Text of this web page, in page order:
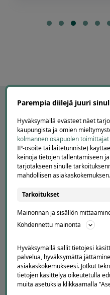
APUA JA
Peruuta tilaus
Asiakaspalvelu
Usein kysytyt
Suosittele Offerillaa
TUTUSTU
Parempia diilejä juuri
Hyväksymällä evästeet näet
kaupungista ja omien
kolmannen osapuolen toimittajat
IP-osoite tai laitetunniste)
keinoja tietojen tallentamiseen
tarjotakseen sinulle
mahdollisen asiakaskokemuksen.
Tarkoitukset
Mainonnan ja sisällön
Kohdennettu mainonta
Hyväksymällä sallit tietojesi
palvelua, hyväksymättä
asiakaskokemukseesi. Jotkut
tietojen käsittelyä oikeutetulla
muita asetuksia klikkaamalla